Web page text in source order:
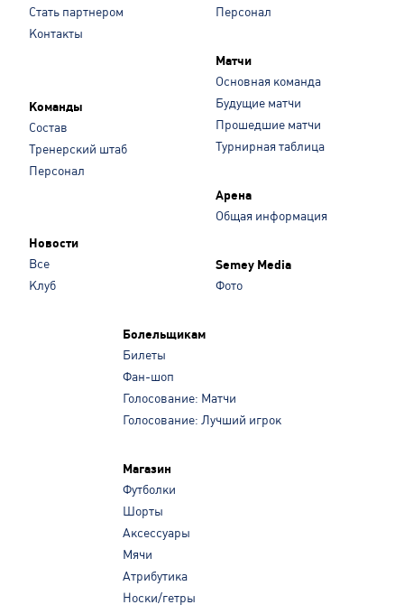
Стать партнером
Контакты
Команды
Состав
Тренерский штаб
Персонал
Новости
Все
Клуб
Персонал
Матчи
Основная команда
Будущие матчи
Прошедшие матчи
Турнирная таблица
Арена
Общая информация
Semey Media
Фото
Болельщикам
Билеты
Фан-шоп
Голосование: Матчи
Голосование: Лучший игрок
Магазин
Футболки
Шорты
Аксессуары
Мячи
Атрибутика
Носки/гетры